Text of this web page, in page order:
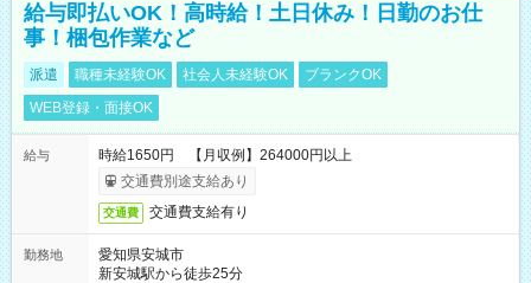
給与即払いOK！高時給！土日休み！日勤のお仕
事！梱包作業など
派遣 職種未経験OK 社会人未経験OK
ブランクOK
WEB登録・面接OK
給与
時給1650円 【月収例】264000円以上
交通費別途支給あり
交通費 交通費支給有り
勤務地
愛知県安城市
新安城駅から徒歩25分